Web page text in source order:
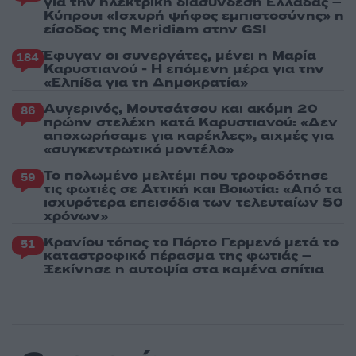
Κύπρου: «Ισχυρή ψήφος εμπιστοσύνης» η
είσοδος της Meridiam στην GSI
184 Έφυγαν οι συνεργάτες, μένει η Μαρία
Καρυστιανού - Η επόμενη μέρα για την
«Ελπίδα για τη Δημοκρατία»
86 Αυγερινός, Μουτσάτσου και ακόμη 20
πρώην στελέχη κατά Καρυστιανού: «Δεν
αποχωρήσαμε για καρέκλες», αιχμές για
«συγκεντρωτικό μοντέλο»
59 Το πολωμένο μελτέμι που τροφοδότησε
τις φωτιές σε Αττική και Βοιωτία: «Από τα
ισχυρότερα επεισόδια των τελευταίων 50
χρόνων»
51 Κρανίου τόπος το Πόρτο Γερμενό μετά το
καταστροφικό πέρασμα της φωτιάς –
Ξεκίνησε η αυτοψία στα καμένα σπίτια